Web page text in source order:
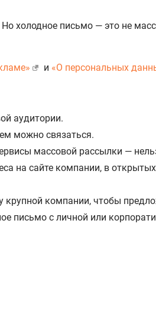
холодное письмо — это не
и «О персональных
аудитории.
можно связаться.
массовой рассылки —
на сайте компании, в
крупной компании, чтобы
письмо с личной или